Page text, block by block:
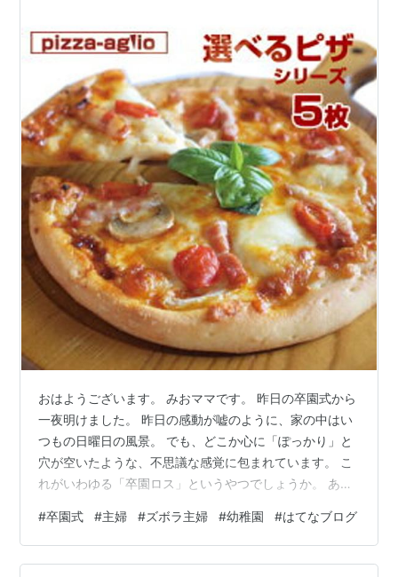
おはようございます。 みおママです。 昨日の卒園式から
一夜明けました。 昨日の感動が嘘のように、家の中はい
つもの日曜日の風景。 でも、どこか心に「ぽっかり」と
穴が空いたような、不思議な感覚に包まれています。 こ
れがいわゆる「卒園ロス」というやつでしょうか。 あん
急にブレーキがかかったような感覚です。 感情の整理、
していますか？ 主婦の毎日は、止まることが許されませ
ん。 卒園式の翌日だろうが、洗濯物は溜まるし、お腹は
#卒園式 #主婦 #ズボラ主婦 #幼稚園 #はてなブログ